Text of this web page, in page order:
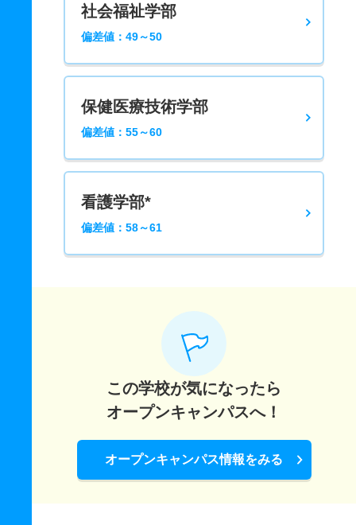
社会福祉学部
偏差値：49～50
保健医療技術学部
偏差値：55～60
看護学部*
偏差値：58～61
この学校が気になったら
オープンキャンパスへ！
オープンキャンパス情報をみる